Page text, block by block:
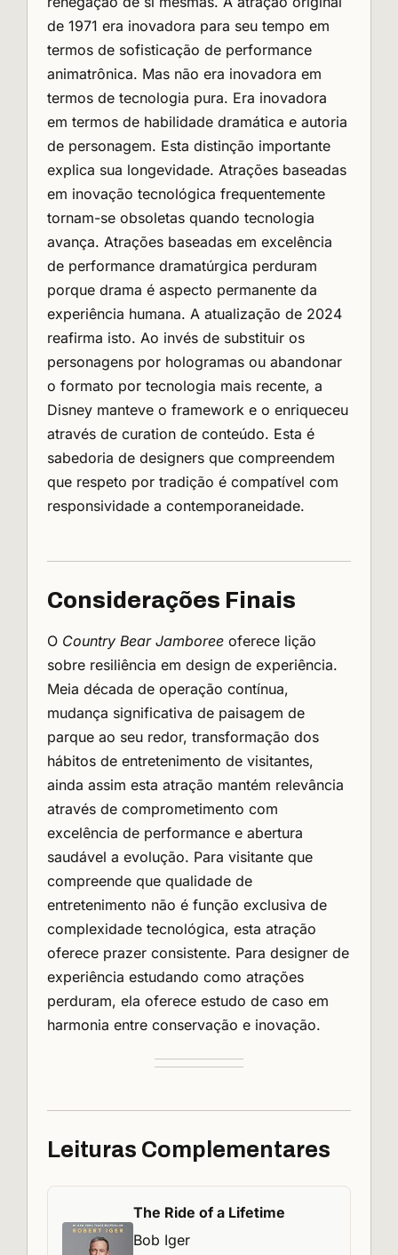
de 1971 era inovadora para seu tempo em
termos de sofisticação de performance
animatrônica. Mas não era inovadora em
termos de tecnologia pura. Era inovadora
em termos de habilidade dramática e autoria
de personagem. Esta distinção importante
explica sua longevidade. Atrações baseadas
em inovação tecnológica frequentemente
tornam-se obsoletas quando tecnologia
avança. Atrações baseadas em excelência
de performance dramatúrgica perduram
porque drama é aspecto permanente da
experiência humana. A atualização de 2024
reafirma isto. Ao invés de substituir os
personagens por hologramas ou abandonar
o formato por tecnologia mais recente, a
Disney manteve o framework e o enriqueceu
através de curation de conteúdo. Esta é
sabedoria de designers que compreendem
que respeto por tradição é compatível com
responsividade a contemporaneidade.
Considerações Finais
O Country Bear Jamboree oferece lição
sobre resiliência em design de experiência.
Meia década de operação contínua,
mudança significativa de paisagem de
parque ao seu redor, transformação dos
hábitos de entretenimento de visitantes,
ainda assim esta atração mantém relevância
através de comprometimento com
excelência de performance e abertura
saudável a evolução. Para visitante que
compreende que qualidade de
entretenimento não é função exclusiva de
complexidade tecnológica, esta atração
oferece prazer consistente. Para designer de
experiência estudando como atrações
perduram, ela oferece estudo de caso em
harmonia entre conservação e inovação.
Leituras Complementares
The Ride of a Lifetime
Bob Iger